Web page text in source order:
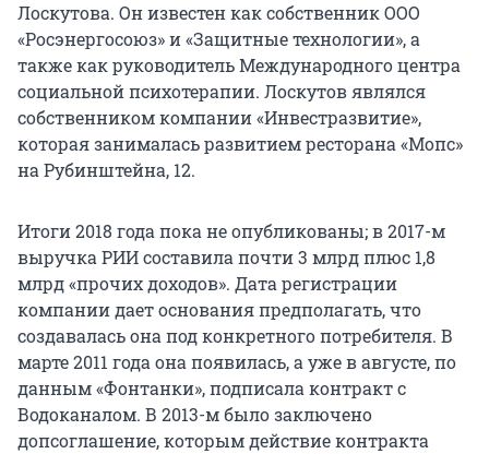
Лоскутова. Он известен как собственник ООО
«Росэнергосоюз» и «Защитные технологии», а
также как руководитель Международного центра
социальной психотерапии. Лоскутов являлся
собственником компании «Инвестразвитие»,
которая занималась развитием ресторана «Мопс»
на Рубинштейна, 12.
Итоги 2018 года пока не опубликованы; в 2017-м
выручка РИИ составила почти 3 млрд плюс 1,8
млрд «прочих доходов». Дата регистрации
компании дает основания предполагать, что
создавалась она под конкретного потребителя. В
марте 2011 года она появилась, а уже в августе, по
данным «Фонтанки», подписала контракт с
Водоканалом. В 2013-м было заключено
допсоглашение, которым действие контракта